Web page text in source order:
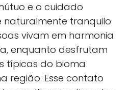
e o cuidado
naturalmente tranquilo
vivam em harmonia
enquanto desfrutam
típicas do bioma
região. Esse contato